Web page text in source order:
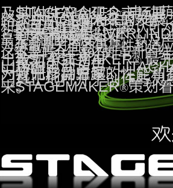
STAGEMAKER®
电动葫芦及其附件符合现今市场要
求并引领着未来的发展之路。STAGEMAKER®电
动葫芦在全世界均被认可为舞台和巡回演出设备
的未来标准。
之名字代表着最先进技术、
毫不让步的安全性，以及产品在最大范围的速度和
承载量方面
的可靠性和适应能力。这是150年来不断革新的
这不是巧合，1975
年STAGEMAKER®
最先推出致力于演艺市
场的电动葫芦–
LITACHAIN L104型。
我们产品卓越的性能和参数为灯光移动方案
真正地打开了
创作与灵感之门。STAGEMAKER®
策划着未来。